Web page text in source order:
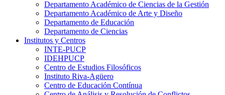
Departamento Académico de Ciencias de la Gestión
Departamento Académico de Arte y Diseño
Departamento de Educación
Departamento de Ciencias
Institutos y Centros
INTE-PUCP
IDEHPUCP
Centro de Estudios Filosóficos
Instituto Riva-Agüero
Centro de Educación Contínua